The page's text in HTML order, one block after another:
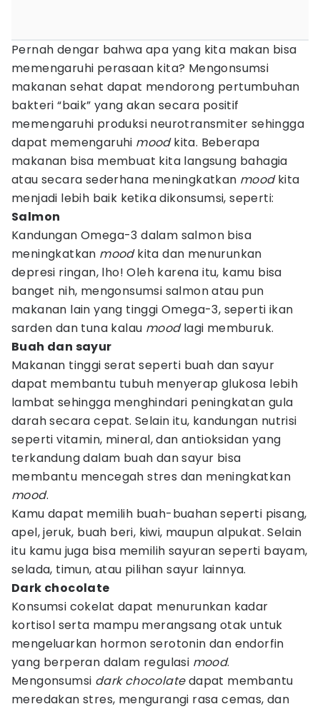
Pernah dengar bahwa apa yang kita makan bisa
memengaruhi perasaan kita? Mengonsumsi
makanan sehat dapat mendorong pertumbuhan
bakteri “baik” yang akan secara positif
memengaruhi produksi neurotransmiter sehingga
dapat memengaruhi moodkita. Beberapa
makanan bisa membuat kita langsung bahagia
atau secara sederhana meningkatkan moodkita
menjadi lebih baik ketika dikonsumsi, seperti:
Salmon
Kandungan Omega-3 dalam salmon bisa
meningkatkan moodkita dan menurunkan
depresi ringan, lho! Oleh karena itu, kamu bisa
banget nih, mengonsumsi salmon atau pun
makanan lain yang tinggi Omega-3, seperti ikan
sarden dan tuna kalau moodlagi memburuk.
Buah dan sayur
Makanan tinggi serat seperti buah dan sayur
dapat membantu tubuh menyerap glukosa lebih
lambat sehingga menghindari peningkatan gula
darah secara cepat. Selain itu, kandungan nutrisi
seperti vitamin, mineral, dan antioksidan yang
terkandung dalam buah dan sayur bisa
membantu mencegah stres dan meningkatkan
mood.
Kamu dapat memilih buah-buahan seperti pisang,
apel, jeruk, buah beri, kiwi, maupun alpukat. Selain
itu kamu juga bisa memilih sayuran seperti bayam,
selada, timun, atau pilihan sayur lainnya.
Dark chocolate
Konsumsi cokelat dapat menurunkan kadar
kortisol serta mampu merangsang otak untuk
mengeluarkan hormon serotonin dan endorfin
yang berperan dalam regulasi mood.
Mengonsumsi dark chocolatedapat membantu
meredakan stres, mengurangi rasa cemas, dan